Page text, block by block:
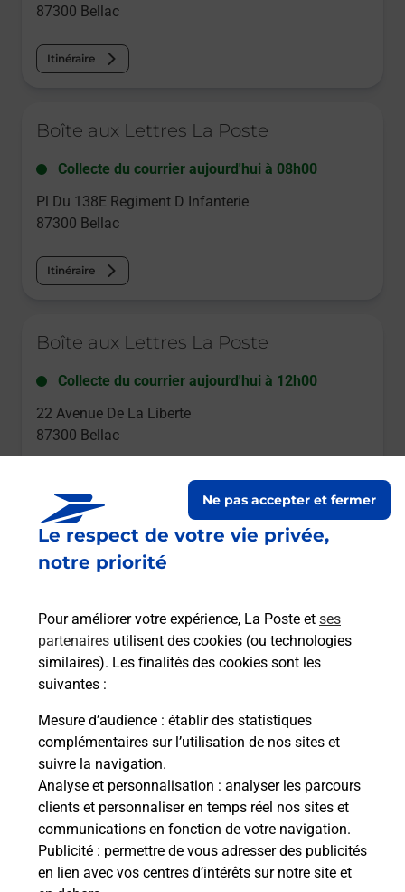
Le respect de votre vie privée,
notre priorité
Pour améliorer votre expérience, La Poste et ses
partenaires utilisent des cookies (ou technologies
similaires). Les finalités des cookies sont les
suivantes :
Mesure d’audience : établir des statistiques
complémentaires sur l’utilisation de nos sites et
suivre la navigation.
Analyse et personnalisation : analyser les parcours
clients et personnaliser en temps réel nos sites et
communications en fonction de votre navigation.
Publicité : permettre de vous adresser des publicités
en lien avec vos centres d’intérêts sur notre site et
Ne pas accepter et fermer
87300 Bellac
Itinéraire
Boîte aux Lettres La Poste
Collecte du courrier aujourd'hui à 08h00
Pl Du 138E Regiment D Infanterie
87300 Bellac
Itinéraire
Boîte aux Lettres La Poste
Collecte du courrier aujourd'hui à 12h00
22 Avenue De La Liberte
87300 Bellac
Boîte aux Lettres La Poste
2 Rue Pierre Delbarry
87300 Bellac
Le lien s'ouvre dans un nouvel onglet
Boîte aux Lettres La Poste
Collecte du courrier aujourd'hui à 12h00
1 Rue Louis Jouvet
87300 Bellac
Le lien s'ouvre dans un nouvel onglet